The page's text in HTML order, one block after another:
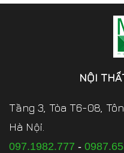
NỘI
Tầng 3, Tòa T6-08,
Hà Nội.
097.1982.777 -